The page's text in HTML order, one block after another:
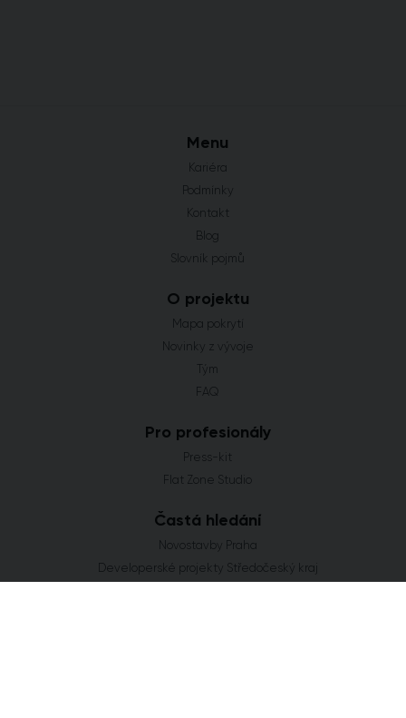
Menu
Kariéra
Podmínky
Kontakt
Blog
Slovník pojmů
O projektu
Mapa pokrytí
Novinky z vývoje
Tým
FAQ
Pro profesionály
Press-kit
Flat Zone Studio
Častá hledání
Novostavby Praha
Developerské projekty Středočeský kraj